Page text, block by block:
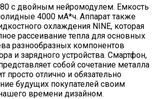
с двойным нейромодулем. Емкость
4000 мА*ч. Аппарат также
охлаждения NINE, которая
рассеивание тепла для основных
разнообразных компонентов
и зарядного устройства. Смартфон,
собой сочетание металла
просто отлично и обязательно
будущих покупателей своим
времени дизайном.